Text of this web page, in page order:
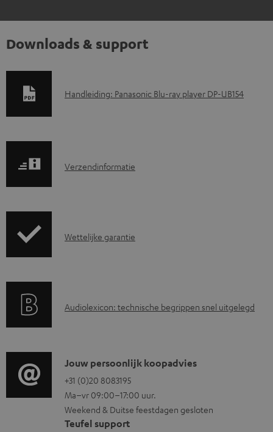
Downloads & support
D
l
d
m
t
e
n
Handleiding: Panasonic Blu-ray player DP-UB154
V
e
n
r
m
a
t
Verzendinformatie
G
n
e
i
n
f
Wettelijke garantie
A
i
o
g
l
Audiolexicon: technische begrippen snel uitgelegd
C
o
n
t
Jouw persoonlijk koopadvies
+31 (0)20 8083195
Ma–vr 09:00–17:00 uur.
Weekend & Duitse feestdagen gesloten
Teufel support